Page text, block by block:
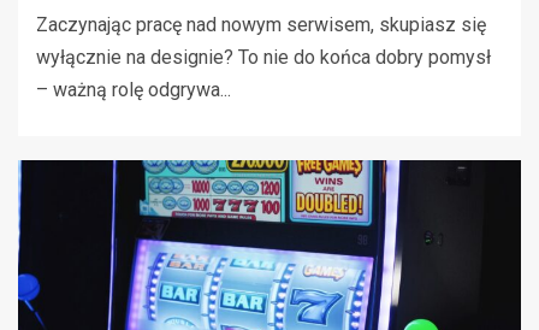
Zaczynając pracę nad nowym serwisem, skupiasz się
wyłącznie na designie? To nie do końca dobry pomysł
– ważną rolę odgrywa...